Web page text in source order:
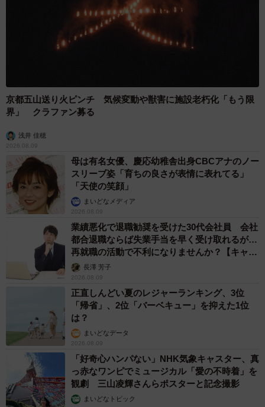
京都五山送り火ピンチ 気候変動や獣害に施設老朽化「もう限
界」 クラファン募る
浅井 佳穂
2026.08.09
母は有名女優、慶応幼稚舎出身CBCアナのノー
スリーブ姿「育ちの良さが表情に表れてる」
「天使の笑顔」
まいどなメディア
2026.08.09
業績悪化で退職勧奨を受けた30代会社員 会社
都合退職ならば失業手当を早く受け取れるが…
再就職の活動で不利になりませんか？【キャリ
アカウンセラーが解説】
長澤 芳子
2026.08.09
正直しんどい夏のレジャーランキング、3位
「帰省」、2位「バーベキュー」を抑えた1位
は？
まいどなデータ
2026.08.09
「好奇心ハンパない」NHK気象キャスター、真
っ赤なワンピでミュージカル「愛の不時着」を
観劇 三山凌輝さんらポスターと記念撮影
まいどなトピック